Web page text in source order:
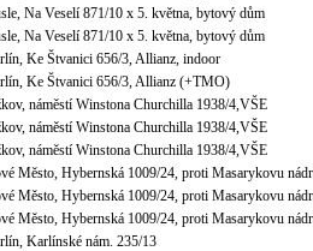
Na Veselí 871/10 x 5. května, bytový dům
Na Veselí 871/10 x 5. května, bytový dům
Ke Štvanici 656/3, Allianz, indoor
Ke Štvanici 656/3, Allianz (+TMO)
náměstí Winstona Churchilla 1938/4,VŠE
náměstí Winstona Churchilla 1938/4,VŠE
náměstí Winstona Churchilla 1938/4,VŠE
Město, Hybernská 1009/24, proti Masarykovu
Město, Hybernská 1009/24, proti Masarykovu
Město, Hybernská 1009/24, proti Masarykovu
Karlínské nám. 235/13